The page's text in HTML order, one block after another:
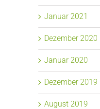
Januar 2021
Dezember 2020
Januar 2020
Dezember 2019
August 2019